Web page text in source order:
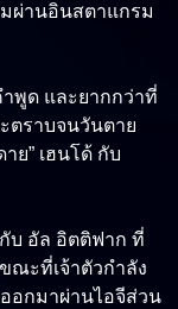
ผ่านอินสตาแกรม
พูด และยากกว่าที่
ตราบจนวันตาย
ย” เฮนโด้ กับ
บ อัล อิตติฟาก ที่
ณะที่เจ้าตัวกำลัง
อกมาผ่านไอจีส่วน